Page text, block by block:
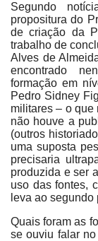
Segundo
propositura do
de criação da
trabalho de
Alves de
encontrado
formação em
Pedro Sidney
militares – o que
não houve a
(outros
uma suposta
precisaria
produzida e ser
uso das fontes,
leva ao
Quais foram as
se ouviu falar